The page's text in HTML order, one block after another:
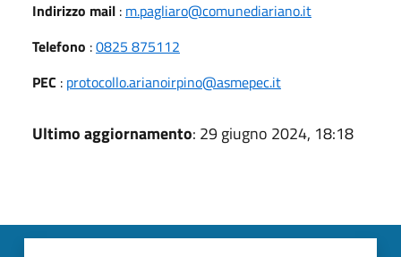
Indirizzo mail : m.pagliaro@comunediariano.it
Telefono :0825 875112
PEC : protocollo.arianoirpino@asmepec.it
Ultimo aggiornamento: 29 giugno 2024, 18:18